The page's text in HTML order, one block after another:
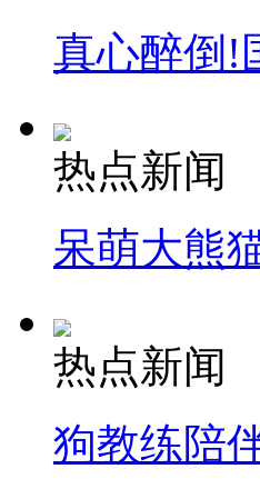
真心醉倒!
热点新闻
呆萌大熊
热点新闻
狗教练陪